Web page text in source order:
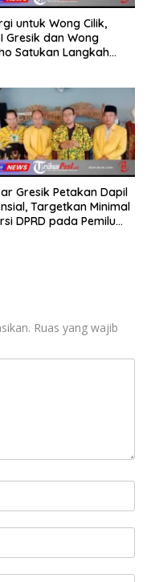
untuk Wong Cilik,
Gresik dan Wong
Satukan Langkah
Gresik Petakan Dapil
Targetkan Minimal
DPRD pada Pemilu
Ruas yang wajib